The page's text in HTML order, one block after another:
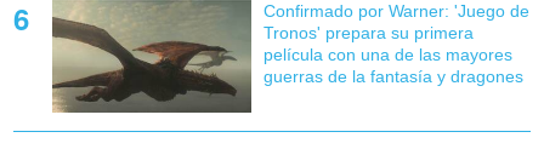
Confirmado por Warner: 'Juego de
Tronos' prepara su primera
película con una de las mayores
guerras de la fantasía y dragones